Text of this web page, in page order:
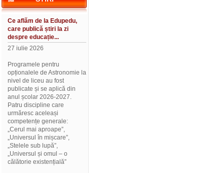
Ce aflăm de la Edupedu,
care publică știri la zi
despre educație...
27 iulie 2026
Programele pentru
opționalele de Astronomie la
nivel de liceu au fost
publicate și se aplică din
anul școlar 2026-2027.
Patru discipline care
urmăresc aceleași
competențe generale:
„Cerul mai aproape”,
„Universul în mișcare”,
„Stelele sub lupă”,
„Universul și omul – o
călătorie existențială”